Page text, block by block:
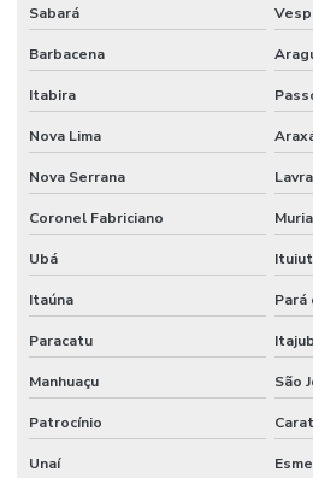
Sabará
Barbacena
Itabira
Nova Lima
Nova Serrana
Coronel Fabriciano
Ubá
Itaúna Pará
Paracatu
Manhuaçu São
Patrocínio
Unaí